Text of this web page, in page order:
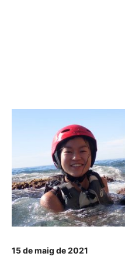
15 de maig de 2021